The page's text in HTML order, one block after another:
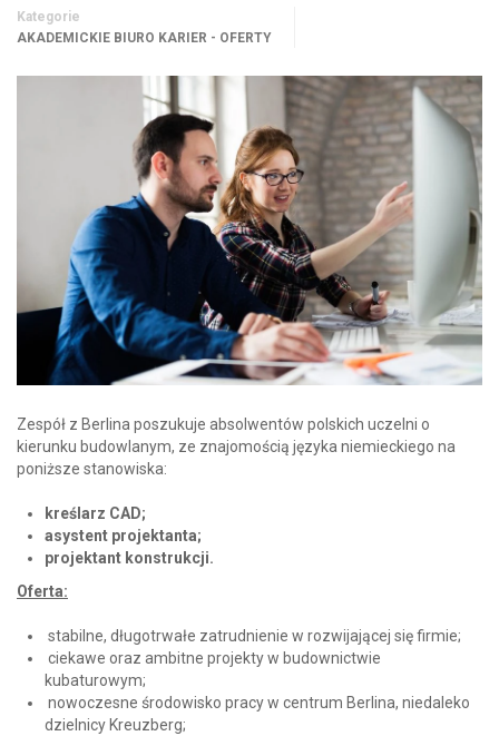
Kategorie
AKADEMICKIE BIURO KARIER - OFERTY
Zespół z Berlina poszukuje absolwentów polskich uczelni o
kierunku budowlanym, ze znajomością języka niemieckiego na
poniższe stanowiska:
kreślarz CAD;
asystent projektanta;
projektant konstrukcji.
Oferta:
stabilne, długotrwałe zatrudnienie w rozwijającej się firmie;
ciekawe oraz ambitne projekty w budownictwie
kubaturowym;
nowoczesne środowisko pracy w centrum Berlina, niedaleko
dzielnicy Kreuzberg;